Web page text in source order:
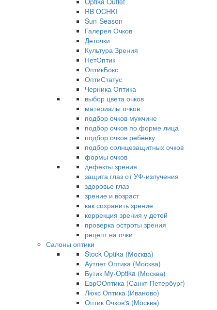
RB OCHKI
Sun-Season
Галерея Очков
Деточки
Культура Зрения
НетОптик
ОптикБокс
ОптиСтатус
Черника Оптика
выбор цвета очков
материалы очков
подбор очков мужчине
подбор очков по форме лица
подбор очков ребёнку
подбор солнцезащитных очков
формы очков
дефекты зрения
защита глаз от УФ-излучения
здоровье глаз
зрение и возраст
как сохранить зрение
коррекция зрения у детей
проверка остроты зрения
рецепт на очки
Салоны оптики
Stock Optika (Москва)
Аутлет Оптика (Москва)
Бутик My-Optika (Москва)
ЕврООптика (Санкт-Петербург)
Люкс Оптика (Иваново)
Оптик Очков's (Москва)